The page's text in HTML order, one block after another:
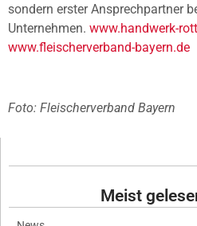
sondern erster Ansprechpartner
Unternehmen. www.handwerk-
www.fleischerverband-bayern.de
Foto: Fleischerverband Bayern
Meist